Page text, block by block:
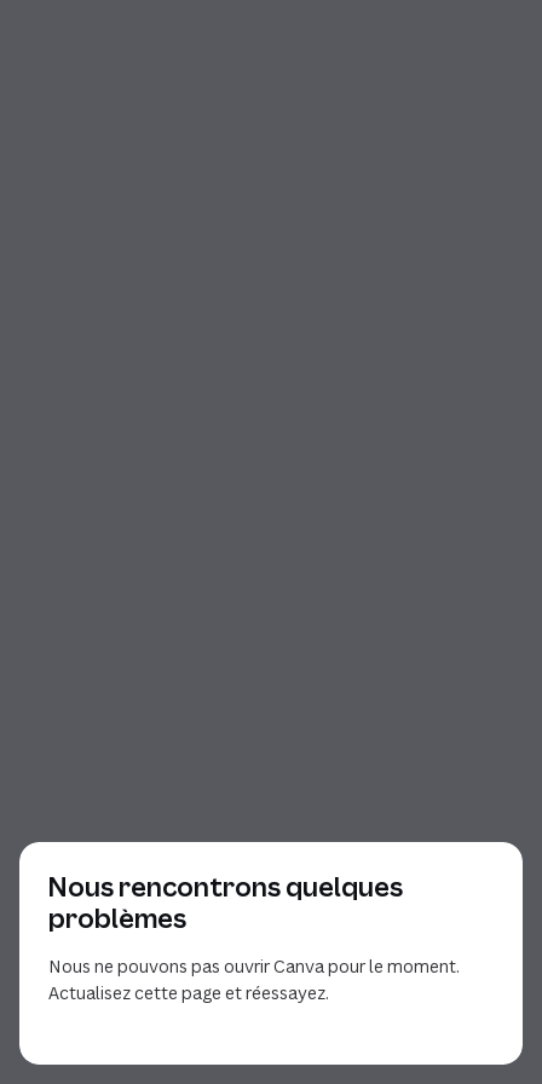
Nous rencontrons quelques
problèmes
Nous ne pouvons pas ouvrir Canva pour le moment.
Actualisez cette page et réessayez.